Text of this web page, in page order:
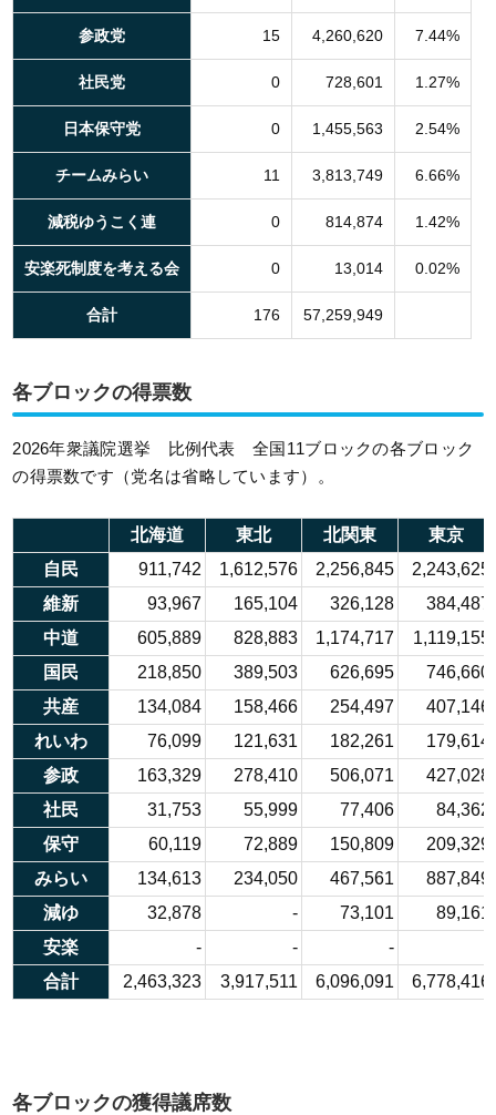
参政党 15 4,260,620 7.44%
社民党 0 728,601 1.27%
日本保守党 0 1,455,563 2.54%
チームみらい 11 3,813,749 6.66%
減税ゆうこく連 0 814,874 1.42%
安楽死制度を考える会 0 13,014 0.02%
合計 176 57,259,949
各ブロックの得票数
2026年衆議院選挙 比例代表 全国11ブロックの各ブロック
の得票数です（党名は省略しています）。
北海道 東北 北関東
東京
自民
911,742 1,612,576 2,256,845
2,243,625
維新
93,967 165,104 326,128
384,487
中道
605,889 828,883 1,174,717
1,119,155
国民
218,850 389,503 626,695
746,660
共産
134,084 158,466 254,497
407,146
れいわ
76,099 121,631 182,261
179,614
参政
163,329 278,410 506,071
427,028
社民
31,753 55,999 77,406
84,362
保守
60,119 72,889 150,809
209,329
みらい
134,613 234,050 467,561
887,849
減ゆ
32,878 - 73,101
89,161
安楽
- - -
合計
2,463,323 3,917,511 6,096,091 6,778,416
各ブロックの獲得議席数